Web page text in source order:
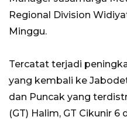
Regional Division
Minggu.
Tercatat terjadi
yang kembali ke
dan Puncak yang
(GT) Halim, GT Cikunir 6